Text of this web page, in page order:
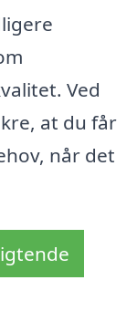
Ved
at du får
når det